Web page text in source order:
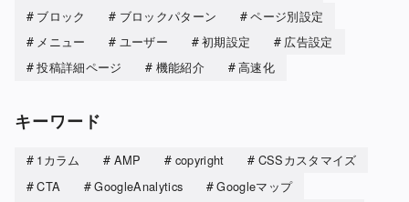
ブロック
ブロックパターン
ページ別設定
メニュー
ユーザー 初期設定
広告設定
投稿詳細ページ
機能紹介 高速化
キーワード
1カラム AMP copyright
CSSカスタマイズ
CTA
GoogleAnalytics
Googleマップ